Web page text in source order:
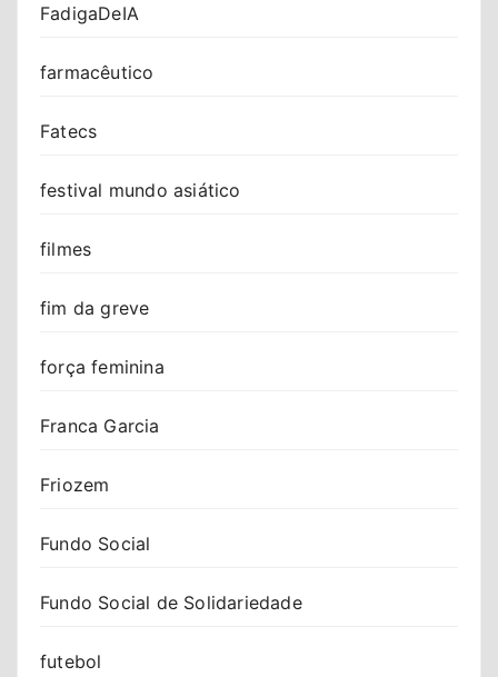
FadigaDeIA
farmacêutico
Fatecs
festival mundo asiático
filmes
fim da greve
força feminina
Franca Garcia
Friozem
Fundo Social
Fundo Social de Solidariedade
futebol